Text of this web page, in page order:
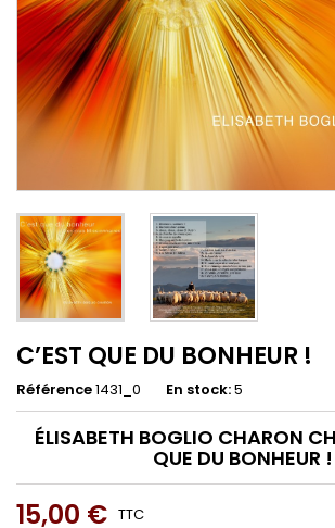
C’EST QUE DU BONHEUR !
Référence1431_0 En stock:5
ÉLISABETH BOGLIO CHARON
QUE DU BONHEUR !
15,00 € TTC